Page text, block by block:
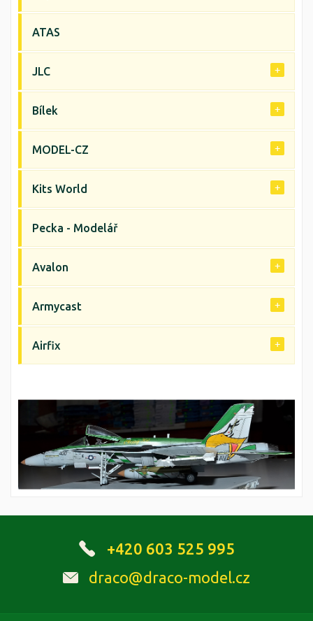
ATAS
JLC
Bílek
MODEL-CZ
Kits World
Pecka - Modelář
Avalon
Armycast
Airfix
+420 603 525 995
draco@draco-model.cz